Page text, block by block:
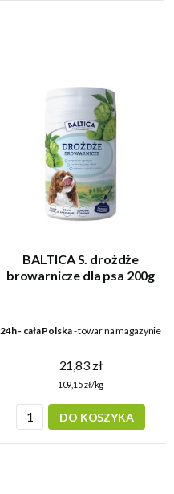
BALTICA S. drożdże
browarnicze dla psa 200g
24h - cała Polska- towar na magazynie
21,83 zł
109,15 zł/kg
DO KOSZYKA